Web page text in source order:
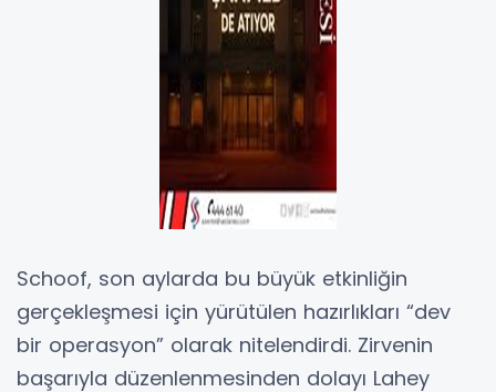
Schoof, son aylarda bu büyük etkinliğin
gerçekleşmesi için yürütülen hazırlıkları “dev
bir operasyon” olarak nitelendirdi. Zirvenin
başarıyla düzenlenmesinden dolayı Lahey